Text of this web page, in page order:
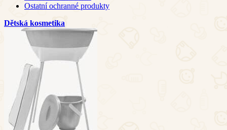
Ostatní ochranné produkty
Dětská kosmetika